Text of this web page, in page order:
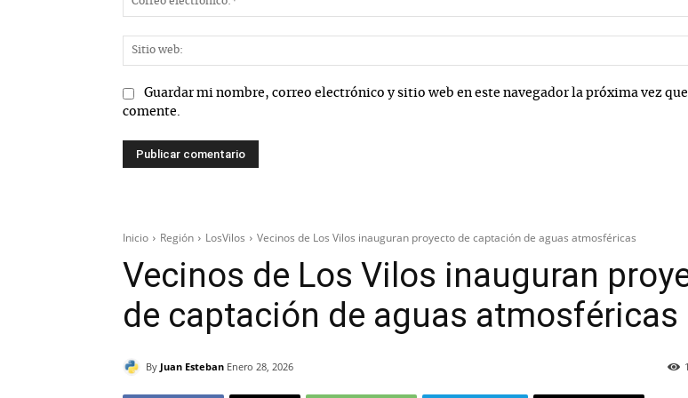
Guardar mi nombre, correo electrónico y sitio web en este navegador la próxima vez que
comente.